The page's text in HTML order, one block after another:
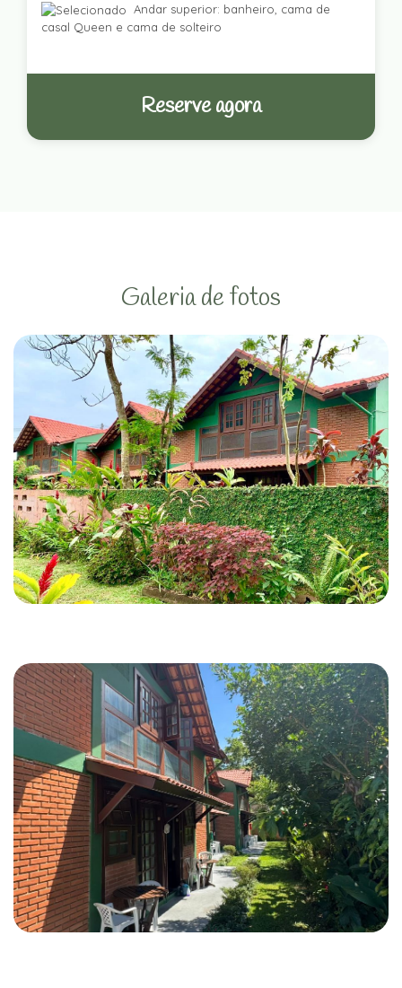
Andar superior: banheiro, cama de
casal Queen e cama de solteiro
Reserve agora
Galeria de fotos